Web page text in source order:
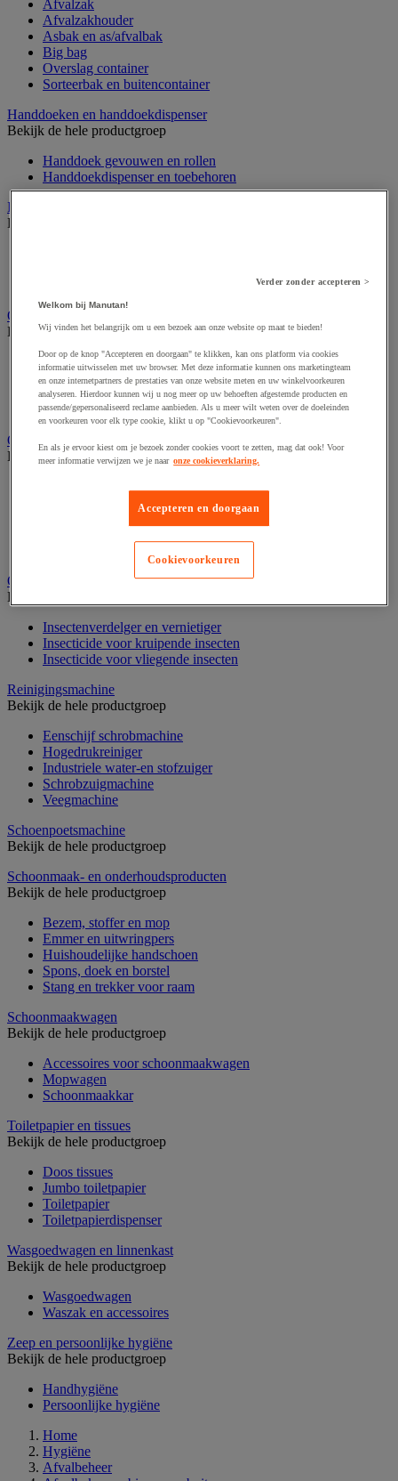
Afvalzak
Afvalzakhouder
Asbak en as/afvalbak
Big bag
Overslag container
Sorteerbak en buitencontainer
Handdoeken en handdoekdispenser
Bekijk de hele productgroep
Handdoek gevouwen en rollen
Handdoekdispenser en toebehoren
Industrieel reinigen
Bekijk de hele productgroep
Onderdelen voor sanitair, douche en badkamer
Bekijk de hele productgroep
Douche apparatuur
Onderdelen voor badkamer
Sanitaire scheidingswand en cabine
Sanitaire uitrusting
Onderhoudsproduct
Bekijk de hele productgroep
Sanitair schoonmaakmiddel
Ongediertebestrijding
Bekijk de hele productgroep
Insectenverdelger en vernietiger
Insecticide voor kruipende insecten
Insecticide voor vliegende insecten
Reinigingsmachine
Bekijk de hele productgroep
Eenschijf schrobmachine
Hogedrukreiniger
Industriele water-en stofzuiger
Schrobzuigmachine
Veegmachine
Schoenpoetsmachine
Bekijk de hele productgroep
Schoonmaak- en onderhoudsproducten
Bekijk de hele productgroep
Bezem, stoffer en mop
Emmer en uitwringpers
Huishoudelijke handschoen
Spons, doek en borstel
Stang en trekker voor raam
Schoonmaakwagen
Bekijk de hele productgroep
Accessoires voor schoonmaakwagen
Mopwagen
Schoonmaakkar
Toiletpapier en tissues
Bekijk de hele productgroep
Doos tissues
Jumbo toiletpapier
Toiletpapier
Toiletpapierdispenser
Wasgoedwagen en linnenkast
Bekijk de hele productgroep
Wasgoedwagen
Waszak en accessoires
Zeep en persoonlijke hygiëne
Bekijk de hele productgroep
Handhygiëne
Persoonlijke hygiëne
Home
Hygiëne
Afvalbeheer
Verder zonder accepteren >
Welkom bij Manutan!
Wij vinden het belangrijk om u een bezoek aan onze website op maat te bieden!
Door op de knop "Accepteren en doorgaan" te klikken, kan ons platform via cookies
informatie uitwisselen met uw browser. Met deze informatie kunnen ons marketingteam
en onze internetpartners de prestaties van onze website meten en uw winkelvoorkeuren
analyseren. Hierdoor kunnen wij u nog meer op uw behoeften afgestemde producten en
passende/gepersonaliseerd reclame aanbieden. Als u meer wilt weten over de doeleinden
en voorkeuren voor elk type cookie, klikt u op "Cookievoorkeuren".
En als je ervoor kiest om je bezoek zonder cookies voort te zetten, mag dat ook! Voor
meer informatie verwijzen we je naar onze cookieverklaring.
Accepteren en doorgaan
Cookievoorkeuren